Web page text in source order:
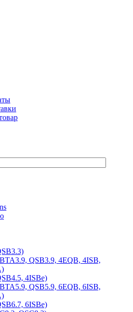
QSB3.9, 4EQB, 4ISB,
4ISBe)
QSB5.9, 6EQB, 6ISB,
6ISBe)